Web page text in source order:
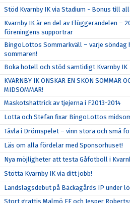
Stöd Kvarnby IK via Stadium - Bonus till
Kvarnby IK är en del av Flüggerandelen –
föreningens supportrar
BingoLottos Sommarkväll – varje söndag
sommaren!
Boka hotell och stöd samtidigt Kvarnby IK
KVARNBY IK ÖNSKAR EN SKÖN SOMMAR
MIDSOMMAR!
Maskotshattrick av tjejerna i F2013-2014
Lotta och Stefan fixar BingoLottos
Tävla i Drömspelet – vinn stora och små
Läs om alla fördelar med Sponsorhuset!
Nya möjligheter att testa Gåfotboll i
Stötta Kvarnby IK via ditt jobb!
Landslagsdebut på Bäckagårds IP under
Stort grattis Malmö FF och Jesper